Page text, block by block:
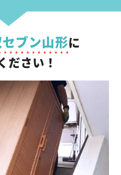
ブン山形に
ださい！